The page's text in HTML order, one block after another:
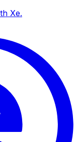
Xe.